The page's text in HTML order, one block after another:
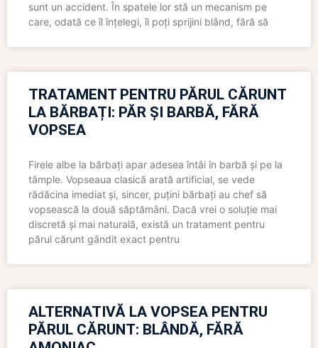
sunt un accident. În spatele lor stă un mecanism pe
care, odată ce îl înțelegi, îl poți sprijini blând, fără să
TRATAMENT PENTRU PĂRUL CĂRUNT
LA BĂRBAȚI: PĂR ȘI BARBĂ, FĂRĂ
VOPSEA
Firele albe la bărbați apar adesea întâi în barbă și pe la
tâmple. Vopseaua clasică arată artificial, se vede
rădăcina imediat și, sincer, puțini bărbați au chef să
vopsească la două săptămâni. Dacă vrei o soluție mai
discretă și mai naturală, există un tratament pentru
părul cărunt gândit exact pentru
ALTERNATIVĂ LA VOPSEA PENTRU
PĂRUL CĂRUNT: BLÂNDĂ, FĂRĂ